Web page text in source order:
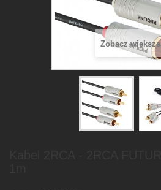
Zobacz większe